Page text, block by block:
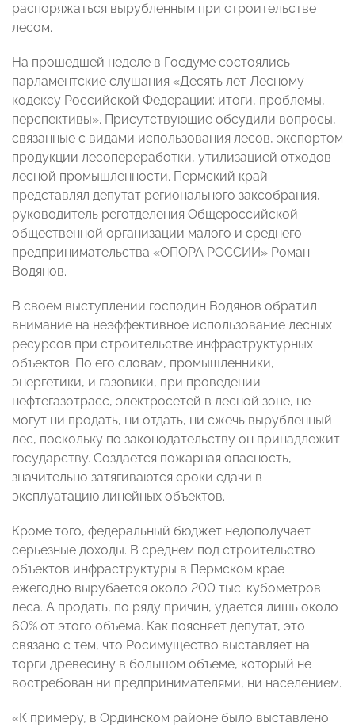
распоряжаться вырубленным при строительстве
лесом.
На прошедшей неделе в Госдуме состоялись
парламентские слушания «Десять лет Лесному
кодексу Российской Федерации: итоги, проблемы,
перспективы». Присутствующие обсудили вопросы,
связанные с видами использования лесов, экспортом
продукции лесопереработки, утилизацией отходов
лесной промышленности. Пермский край
представлял депутат регионального заксобрания,
руководитель реготделения Общероссийской
общественной организации малого и среднего
предпринимательства «ОПОРА РОССИИ» Роман
Водянов.
В своем выступлении господин Водянов обратил
внимание на неэффективное использование лесных
ресурсов при строительстве инфраструктурных
объектов. По его словам, промышленники,
энергетики, и газовики, при проведении
нефтегазотрасс, электросетей в лесной зоне, не
могут ни продать, ни отдать, ни сжечь вырубленный
лес, поскольку по законодательству он принадлежит
государству. Создается пожарная опасность,
значительно затягиваются сроки сдачи в
эксплуатацию линейных объектов.
Кроме того, федеральный бюджет недополучает
серьезные доходы. В среднем под строительство
объектов инфраструктуры в Пермском крае
ежегодно вырубается около 200 тыс. кубометров
леса. А продать, по ряду причин, удается лишь около
60% от этого объема. Как поясняет депутат, это
связано с тем, что Росимущество выставляет на
торги древесину в большом объеме, который не
востребован ни предпринимателями, ни населением.
«К примеру, в Ординском районе было выставлено